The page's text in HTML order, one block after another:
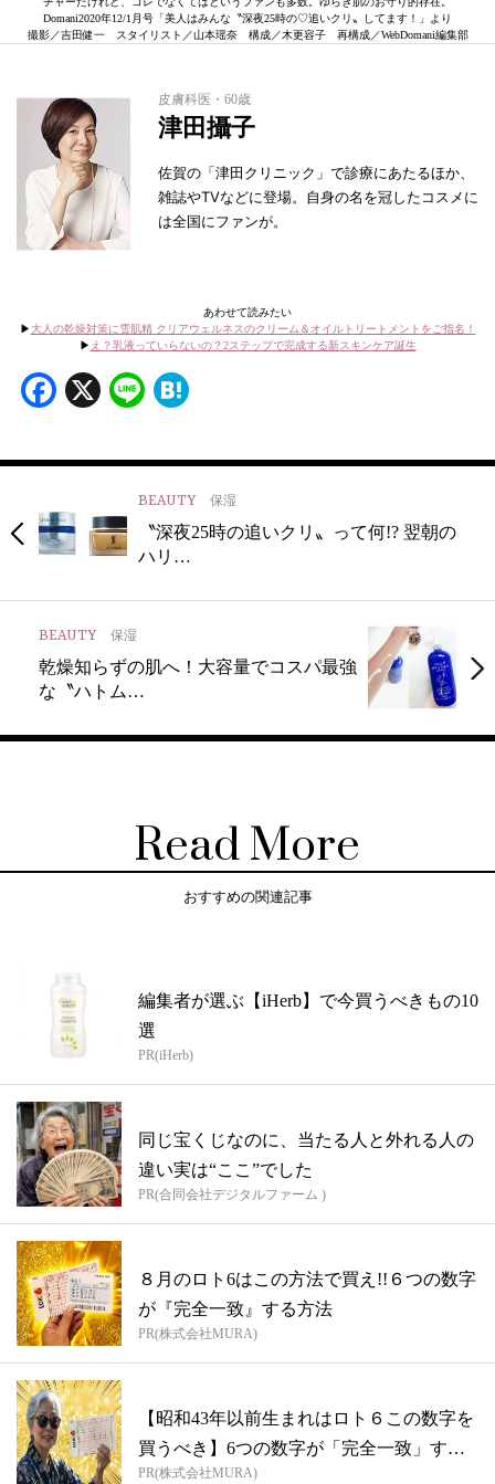
Domani2020年12/1月号「美人はみんな〝深夜25時の♡追いクリ〟してます！」より
撮影／吉田健一 スタイリスト／山本瑶奈 構成／木更容子 再構成／WebDomani編集部
皮膚科医・60歳
津田攝子
佐賀の「津田クリニック」で診療にあたるほか、
雑誌やTVなどに登場。自身の名を冠したコスメに
は全国にファンが。
あわせて読みたい
▶︎ 大人の乾燥対策に雪肌精 クリアウェルネスのクリーム＆オイルトリートメントをご指名！
▶︎ え？乳液っていらないの？2ステップで完成する新スキンケア誕生
Facebook
X Line
BEAUTY 保湿
〝深夜25時の追いクリ〟って何!? 翌朝の
ハリ…
BEAUTY 保湿
乾燥知らずの肌へ！大容量でコスパ最強
な〝ハトム…
Read More
おすすめの関連記事
編集者が選ぶ【iHerb】で今買うべきもの10
選
PR(iHerb)
同じ宝くじなのに、当たる人と外れる人の
違い実は“ここ”でした
PR(合同会社デジタルファーム )
８月のロト6はこの方法で買え!!６つの数字
が『完全一致』する方法
PR(株式会社MURA)
【昭和43年以前生まれはロト６この数字を
買うべき】6つの数字が「完全一致」する
方...
PR(株式会社MURA)